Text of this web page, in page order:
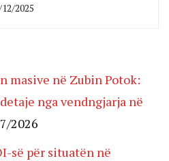
2025
masive në Zubin Potok:
nga vendngjarja në
2026
së për situatën në